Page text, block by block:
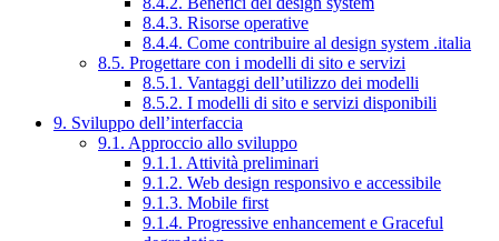
8.4.3. Risorse operative
8.4.4. Come contribuire al design system .italia
8.5. Progettare con i modelli di sito e servizi
8.5.1. Vantaggi dell’utilizzo dei modelli
8.5.2. I modelli di sito e servizi disponibili
9. Sviluppo dell’interfaccia
9.1. Approccio allo sviluppo
9.1.1. Attività preliminari
9.1.2. Web design responsivo e accessibile
9.1.3. Mobile first
9.1.4. Progressive enhancement e Graceful